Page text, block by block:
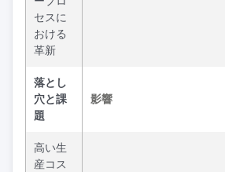
セスに
おける
革新
落とし
穴と課
題
影響
高い生
産コス